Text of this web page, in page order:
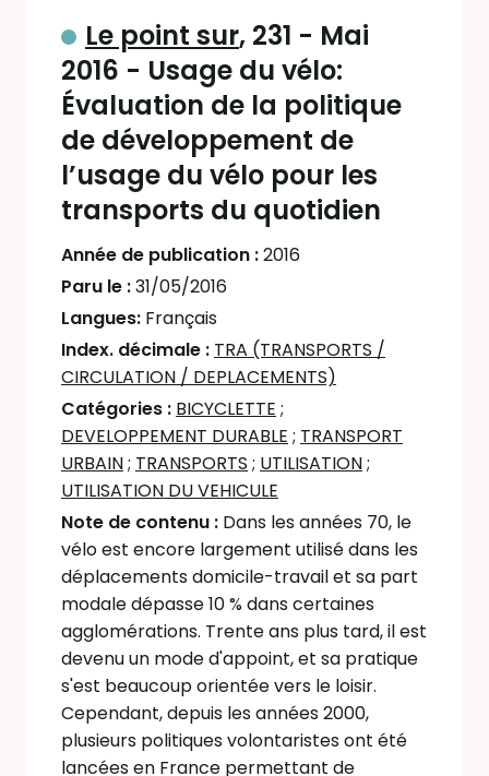
Le point sur, 231 - Mai
2016 - Usage du vélo:
Évaluation de la politique
de développement de
l’usage du vélo pour les
transports du quotidien
Année de publication :2016
Paru le :31/05/2016
Langues: Français
Index. décimale : TRA (TRANSPORTS /
CIRCULATION / DEPLACEMENTS)
Catégories : BICYCLETTE ;
DEVELOPPEMENT DURABLE ; TRANSPORT
URBAIN; TRANSPORTS ; UTILISATION;
UTILISATION DU VEHICULE
Note de contenu : Dans les années 70, le
vélo est encore largement utilisé dans les
déplacements domicile-travail et sa part
modale dépasse 10 % dans certaines
agglomérations. Trente ans plus tard, il est
devenu un mode d'appoint, et sa pratique
s'est beaucoup orientée vers le loisir.
Cependant, depuis les années 2000,
plusieurs politiques volontaristes ont été
lancées en France permettant de